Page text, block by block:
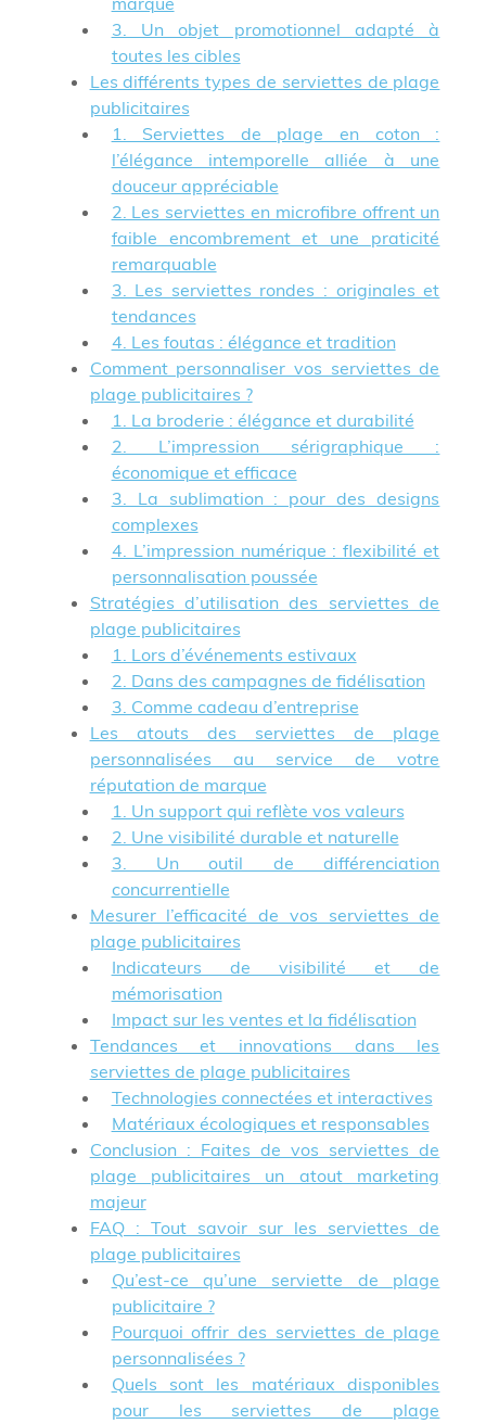
3. Un objet promotionnel adapté à
toutes les cibles
Les différents types de serviettes de plage
publicitaires
1. Serviettes de plage en coton :
l’élégance intemporelle alliée à une
douceur appréciable
2. Les serviettes en microfibre offrent un
faible encombrement et une praticité
remarquable
3. Les serviettes rondes : originales et
tendances
4. Les foutas : élégance et tradition
Comment personnaliser vos serviettes de
plage publicitaires ?
1. La broderie : élégance et durabilité
2. L’impression sérigraphique :
économique et efficace
3. La sublimation : pour des designs
complexes
4. L’impression numérique : flexibilité et
personnalisation poussée
Stratégies d’utilisation des serviettes de
plage publicitaires
1. Lors d’événements estivaux
2. Dans des campagnes de fidélisation
3. Comme cadeau d’entreprise
Les atouts des serviettes de plage
personnalisées au service de votre
réputation de marque
1. Un support qui reflète vos valeurs
2. Une visibilité durable et naturelle
3. Un outil de différenciation
concurrentielle
Mesurer l’efficacité de vos serviettes de
plage publicitaires
Indicateurs de visibilité et de
mémorisation
Impact sur les ventes et la fidélisation
Tendances et innovations dans les
serviettes de plage publicitaires
Technologies connectées et interactives
Matériaux écologiques et responsables
Conclusion : Faites de vos serviettes de
plage publicitaires un atout marketing
majeur
FAQ : Tout savoir sur les serviettes de
plage publicitaires
Qu’est-ce qu’une serviette de plage
publicitaire ?
Pourquoi offrir des serviettes de plage
personnalisées ?
Quels sont les matériaux disponibles
pour les serviettes de plage